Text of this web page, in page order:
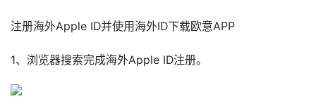
注册海外Apple ID并使用海外ID下载欧意APP
1、浏览器搜索完成海外Apple ID注册。